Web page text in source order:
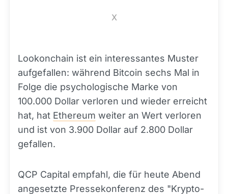
X
Lookonchain ist ein interessantes Muster
aufgefallen: während Bitcoin sechs Mal in
Folge die psychologische Marke von
100.000 Dollar verloren und wieder erreicht
hat, hat Ethereum weiter an Wert verloren
und ist von 3.900 Dollar auf 2.800 Dollar
gefallen.
QCP Capital empfahl, die für heute Abend
angesetzte Pressekonferenz des "Krypto-